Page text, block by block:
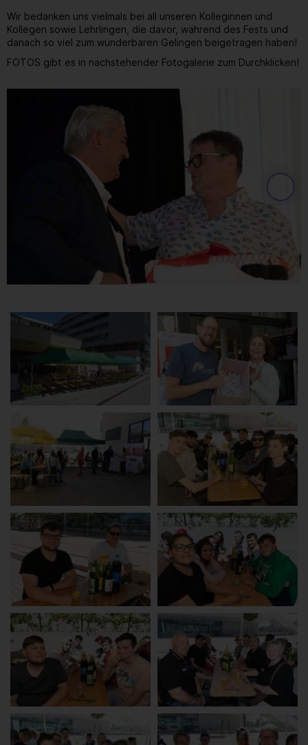
Wir bedanken uns vielmals bei all unseren Kolleginnen und
Kollegen sowie Lehrlingen, die davor, während des Fests und
danach so viel zum wunderbaren Gelingen beigetragen haben!
FOTOS gibt es in nachstehender Fotogalerie zum Durchklicken!